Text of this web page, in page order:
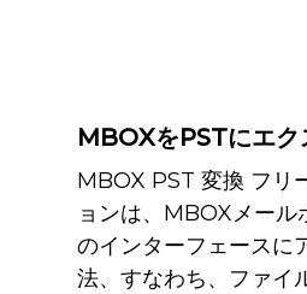
MBOXをPSTにエク
MBOX PST 変換 フリ
ョンは、MBOXメール
のインターフェースに
法、すなわち、ファイ